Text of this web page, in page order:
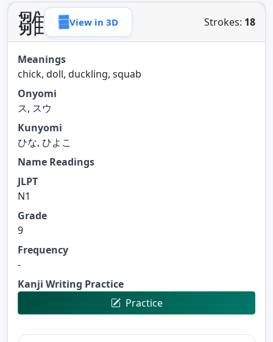
雛 View in 3D Strokes: 18
Meanings
chick, doll, duckling, squab
Onyomi
ス, スウ
Kunyomi
ひな, ひよこ
Name Readings
JLPT
N1
Grade
9
Frequency
-
Kanji Writing Practice
Practice